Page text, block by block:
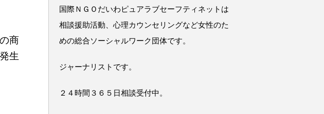
商
生
国際ＮＧＯだいわピュアラブセーフティネットは
相談援助活動、心理カウンセリングなど女性のた
めの総合ソーシャルワーク団体です。
ジャーナリストです。
２４時間３６５日相談受付中。